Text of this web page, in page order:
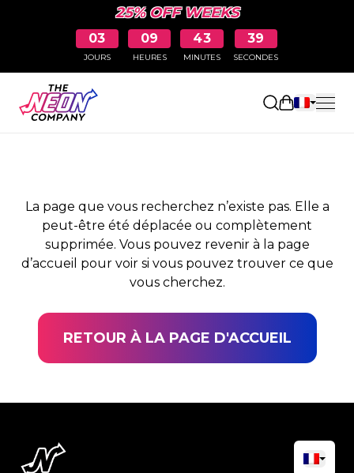
25% OFF WEEKS
03
JOURS
09
HEURES
43
MINUTES
39
SECONDES
Ouvrir le
PAGE NON TROUVÉE
La page que vous recherchez n’existe pas. Elle a
peut-être été déplacée ou complètement
supprimée. Vous pouvez revenir à la page
d’accueil pour voir si vous pouvez trouver ce que
vous cherchez.
RETOUR À LA PAGE D'ACCUEIL